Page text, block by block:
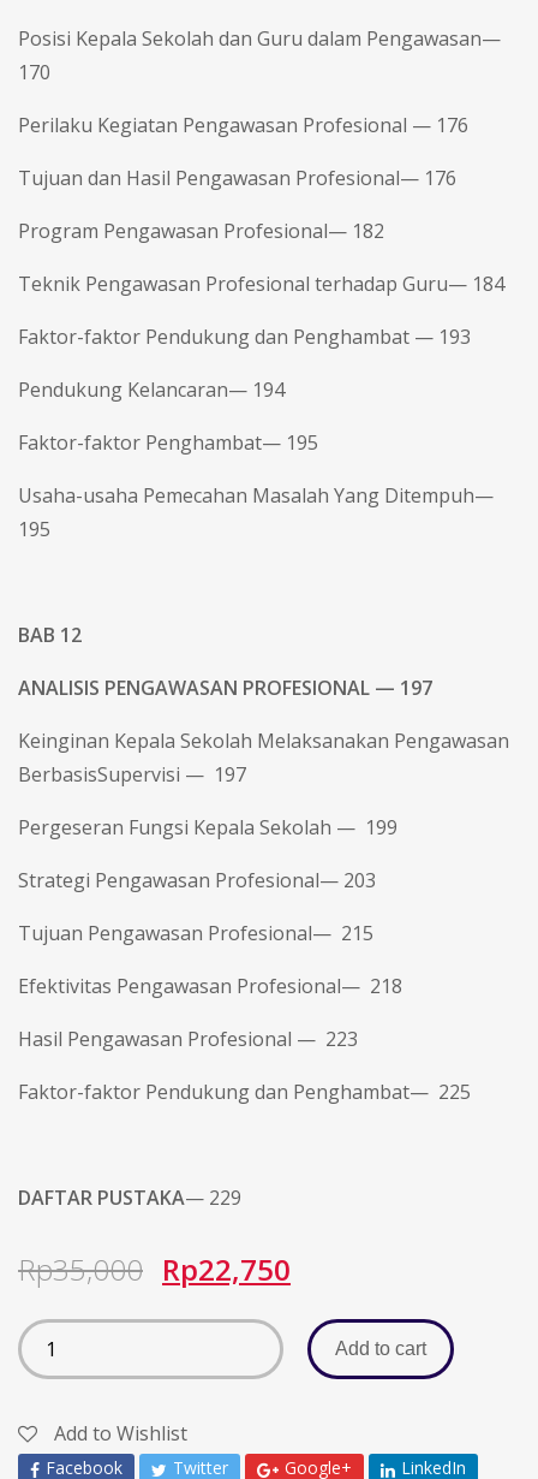
Posisi Kepala Sekolah dan Guru dalam Pengawasan—
170
Perilaku Kegiatan Pengawasan Profesional — 176
Tujuan dan Hasil Pengawasan Profesional— 176
Program Pengawasan Profesional— 182
Teknik Pengawasan Profesional terhadap Guru— 184
Faktor-faktor Pendukung dan Penghambat — 193
Pendukung Kelancaran— 194
Faktor-faktor Penghambat— 195
Usaha-usaha Pemecahan Masalah Yang Ditempuh—
195
BAB 12
ANALISIS PENGAWASAN PROFESIONAL — 197
Keinginan Kepala Sekolah Melaksanakan Pengawasan
BerbasisSupervisi — 197
Pergeseran Fungsi Kepala Sekolah — 199
Strategi Pengawasan Profesional— 203
Tujuan Pengawasan Profesional— 215
Efektivitas Pengawasan Profesional— 218
Hasil Pengawasan Profesional — 223
Faktor-faktor Pendukung dan Penghambat— 225
DAFTAR PUSTAKA— 229
Rp35,000 Rp22,750
Add to cart
Add to Wishlist
Facebook Twitter Google+ LinkedIn